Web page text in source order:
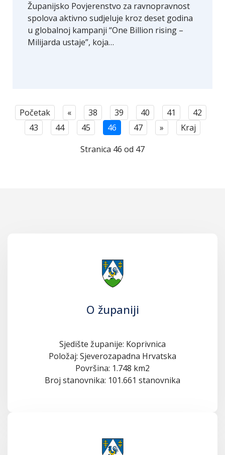
Županijsko Povjerenstvo za ravnopravnost
spolova aktivno sudjeluje kroz deset godina
u globalnoj kampanji “One Billion rising –
Milijarda ustaje”, koja…
Početak « 38 39 40 41
42
43
44 45 46 47 »
Kraj
Stranica 46 od 47
O županiji
Sjedište županije: Koprivnica
Položaj: Sjeverozapadna Hrvatska
Površina: 1.748 km2
Broj stanovnika: 101.661 stanovnika